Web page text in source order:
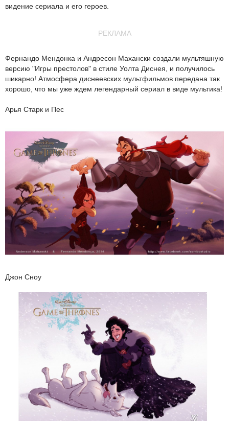
видение сериала и его героев.
РЕКЛАМА
Фернандо Мендонка и Андресон Махански создали мультяшную
версию "Игры престолов" в стиле Уолта Диснея, и получилось
шикарно! Атмосфера диснеевских мультфильмов передана так
хорошо, что мы уже ждем легендарный сериал в виде мультика!
Арья Старк и Пес
Джон Сноу